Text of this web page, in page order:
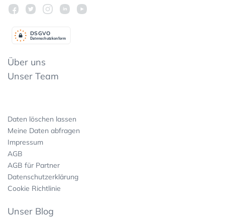
Datenschutzkonform
DSGVO
Über uns
Unser Team
Daten löschen lassen
Meine Daten abfragen
Impressum
AGB
AGB für Partner
Datenschutzerklärung
Cookie Richtlinie
Unser Blog